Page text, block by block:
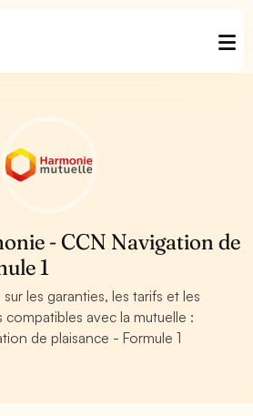
- CCN Navigation de
1
les garanties, les tarifs et les
avec la mutuelle :
de plaisance - Formule 1